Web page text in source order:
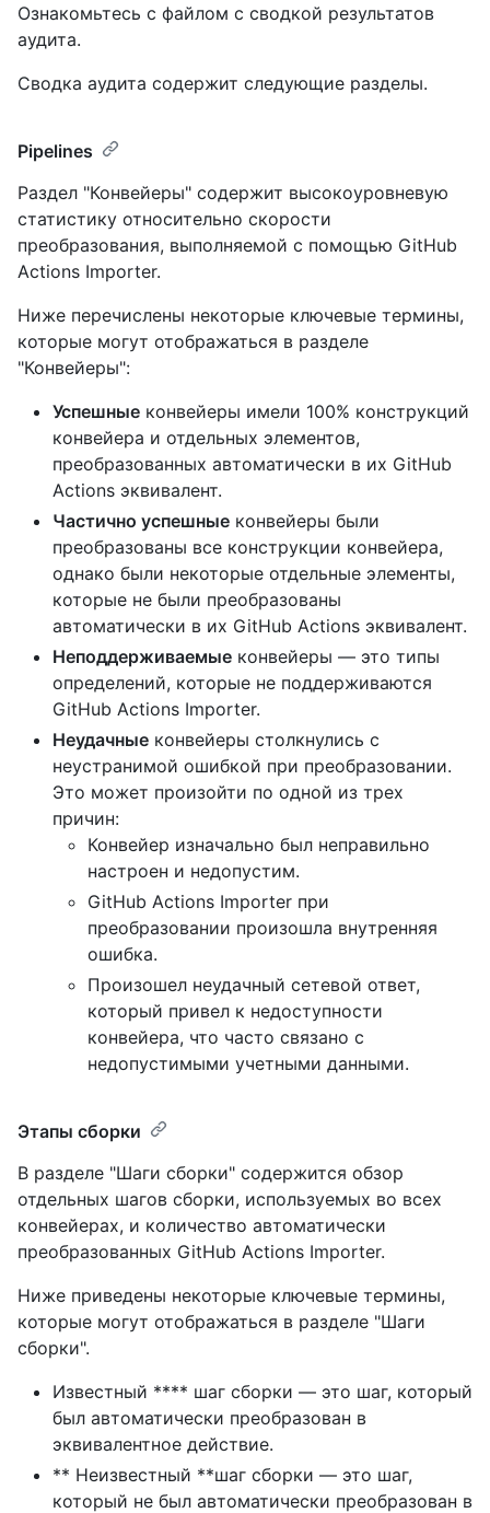
Ознакомьтесь с файлом с сводкой результатов
аудита.
Сводка аудита содержит следующие разделы.
Pipelines
Раздел "Конвейеры" содержит высокоуровневую
статистику относительно скорости
преобразования, выполняемой с помощью GitHub
Actions Importer.
Ниже перечислены некоторые ключевые термины,
которые могут отображаться в разделе
"Конвейеры":
Успешные конвейеры имели 100% конструкций
конвейера и отдельных элементов,
преобразованных автоматически в их GitHub
Actions эквивалент.
Частично успешные конвейеры были
преобразованы все конструкции конвейера,
однако были некоторые отдельные элементы,
которые не были преобразованы
автоматически в их GitHub Actions эквивалент.
Неподдерживаемые конвейеры — это типы
определений, которые не поддерживаются
GitHub Actions Importer.
Неудачные конвейеры столкнулись с
неустранимой ошибкой при преобразовании.
Это может произойти по одной из трех
причин:
Конвейер изначально был неправильно
настроен и недопустим.
GitHub Actions Importer при
преобразовании произошла внутренняя
ошибка.
Произошел неудачный сетевой ответ,
который привел к недоступности
конвейера, что часто связано с
недопустимыми учетными данными.
Этапы сборки
В разделе "Шаги сборки" содержится обзор
отдельных шагов сборки, используемых во всех
конвейерах, и количество автоматически
преобразованных GitHub Actions Importer.
Ниже приведены некоторые ключевые термины,
которые могут отображаться в разделе "Шаги
сборки".
Известный **** шаг сборки — это шаг, который
был автоматически преобразован в
эквивалентное действие.
** Неизвестный **шаг сборки — это шаг,
который не был автоматически преобразован в